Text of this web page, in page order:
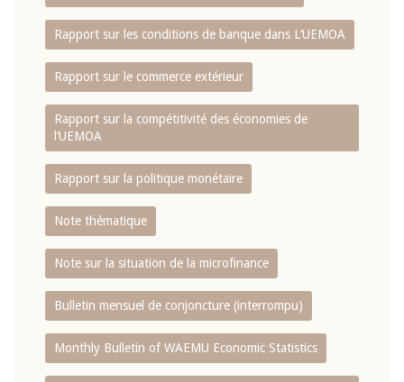
Rapport sur les conditions de banque dans L‘UEMOA
Rapport sur le commerce extérieur
Rapport sur la compétitivité des économies de
l‘UEMOA
Rapport sur la politique monétaire
Note thématique
Note sur la situation de la microfinance
Bulletin mensuel de conjoncture (interrompu)
Monthly Bulletin of WAEMU Economic Statistics